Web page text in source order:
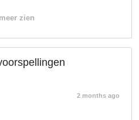
zien
2 months ago